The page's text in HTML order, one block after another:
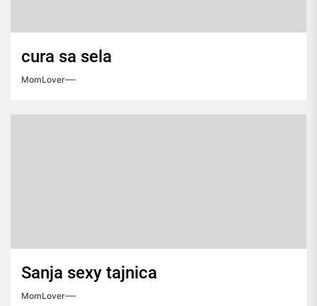
cura sa sela
MomLover
Sanja sexy tajnica
MomLover